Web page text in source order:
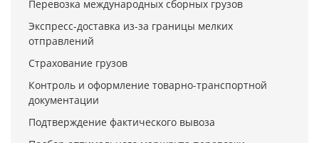
Перевозка международных сборных грузов
Экспресс-доставка из-за границы мелких
отправлений
Страхование грузов
Контроль и оформление товарно-транспортной
документации
Подтверждение фактического вывоза